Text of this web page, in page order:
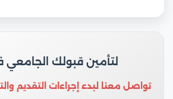
لتأمين قبولك
تواصل معنا لبدء إجراءات التقديم